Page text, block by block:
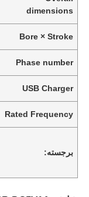
dimensions
Bore × Stroke
Phase number
USB Charger
Rated Frequency
برجسته: